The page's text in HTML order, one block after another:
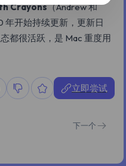
Crayons（Andrew 和
年开始持续更新，更新日
都很活跃，是 Mac 重度用
立即尝试
下一个